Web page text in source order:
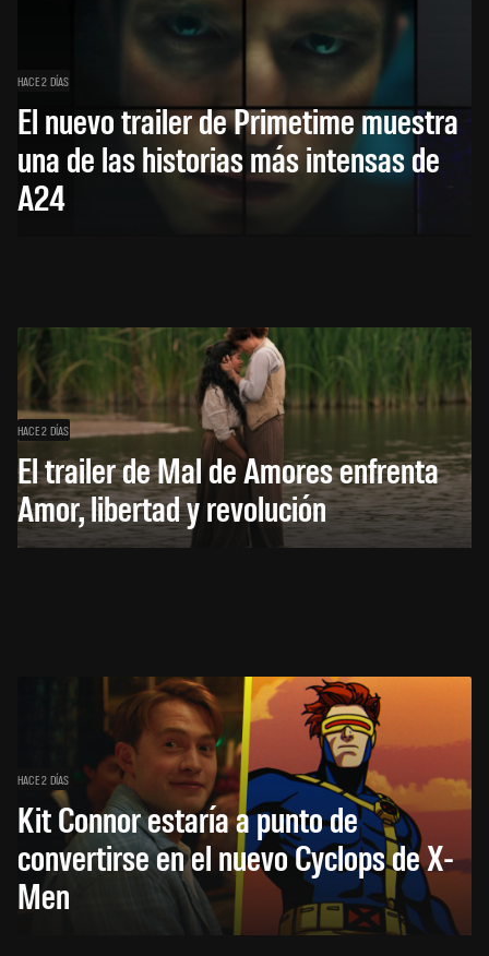
HACE 2 DÍAS
El nuevo trailer de Primetime muestra
una de las historias más intensas de
A24
HACE 2 DÍAS
El trailer de Mal de Amores enfrenta
Amor, libertad y revolución
HACE 2 DÍAS
Kit Connor estaría a punto de
convertirse en el nuevo Cyclops de X-
Men